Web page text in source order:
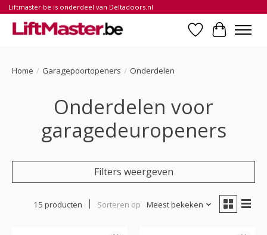
Liftmaster.be is onderdeel van Deltadoors.nl
Verlanglijst
Home / Garagepoortopeners / Onderdelen
Onderdelen voor
garagedeuropeners
Filters weergeven
15 producten Sorteren op Meest bekeken